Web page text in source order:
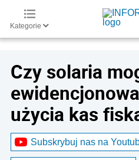
Kategorie
Czy solaria
użycia kas
Subskrybuj nas na